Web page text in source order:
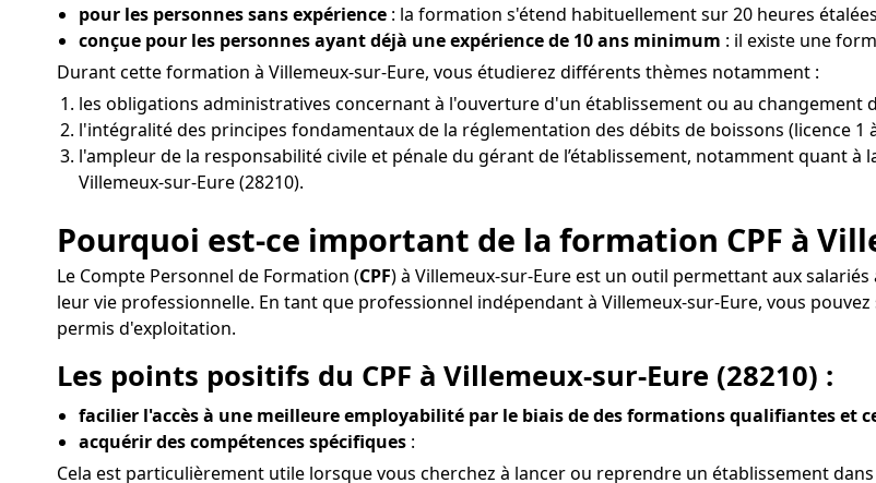
pour les personnes sans expérience : la formation s'étend habituellement sur 20 heures
conçue pour les personnes ayant déjà une expérience de 10 ans minimum : il existe une
Durant cette formation à Villemeux-sur-Eure, vous étudierez différents thèmes notamment :
les obligations administratives concernant à l'ouverture d'un établissement ou au changement
l'intégralité des principes fondamentaux de la réglementation des débits de boissons (licence 1
l'ampleur de la responsabilité civile et pénale du gérant de l’établissement, notamment quant à
Villemeux-sur-Eure (28210).
Pourquoi est-ce important de la formation CPF à
Le Compte Personnel de Formation (CPF) à Villemeux-sur-Eure est un outil permettant aux
leur vie professionnelle. En tant que professionnel indépendant à Villemeux-sur-Eure, vous
permis d'exploitation.
Les points positifs du CPF à Villemeux-sur-Eure (28210) :
facilier l'accès à une meilleure employabilité par le biais de des formations qualifiantes et
acquérir des compétences spécifiques :
Cela est particulièrement utile lorsque vous cherchez à lancer ou reprendre un établissement